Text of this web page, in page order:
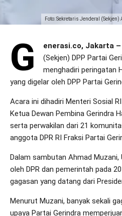
Foto: Sekretaris Jenderal
G enerasi.co, Jakarta –
(Sekjen) DPP Partai
menghadiri peringatan
yang digelar oleh DPP Partai
Acara ini dihadiri Menteri Sosial
Ketua Dewan Pembina Gerindra
serta perwakilan dari 21
anggota DPR RI Fraksi Partai
Dalam sambutan Ahmad Muzani,
oleh DPR dan pemerintah pada
gagasan yang datang dari
Menurut Muzani, banyak sekali
upaya Partai Gerindra